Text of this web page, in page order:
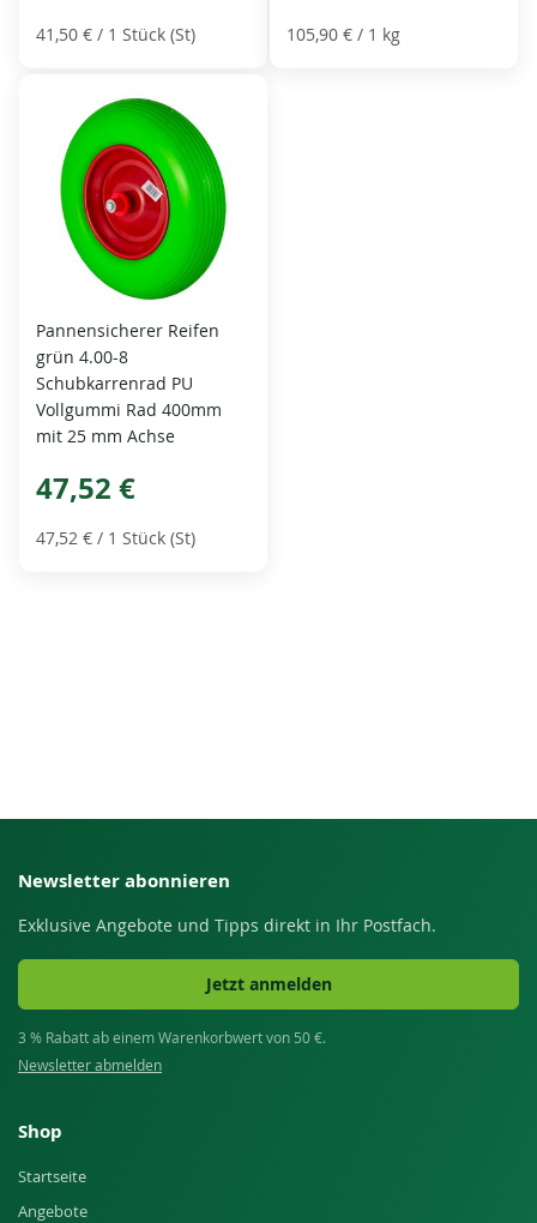
41,50 € / 1 Stück (St) 105,90 € / 1 kg
Pannensicherer Reifen
grün 4.00-8
Schubkarrenrad PU
Vollgummi Rad 400mm
mit 25 mm Achse
47,52 €
47,52 € / 1 Stück (St)
Newsletter abonnieren
Exklusive Angebote und Tipps direkt in Ihr Postfach.
Jetzt anmelden
3 % Rabatt ab einem Warenkorbwert von 50 €.
Newsletter abmelden
Shop
Startseite
Angebote